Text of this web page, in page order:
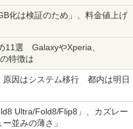
化は検証のため」、料金値上げ
11選 GalaxyやXperia、
特徴は
原因はシステム移行 都内は明日
Ultra/Fold8/Flip8」、カズレー
並みの薄さ」